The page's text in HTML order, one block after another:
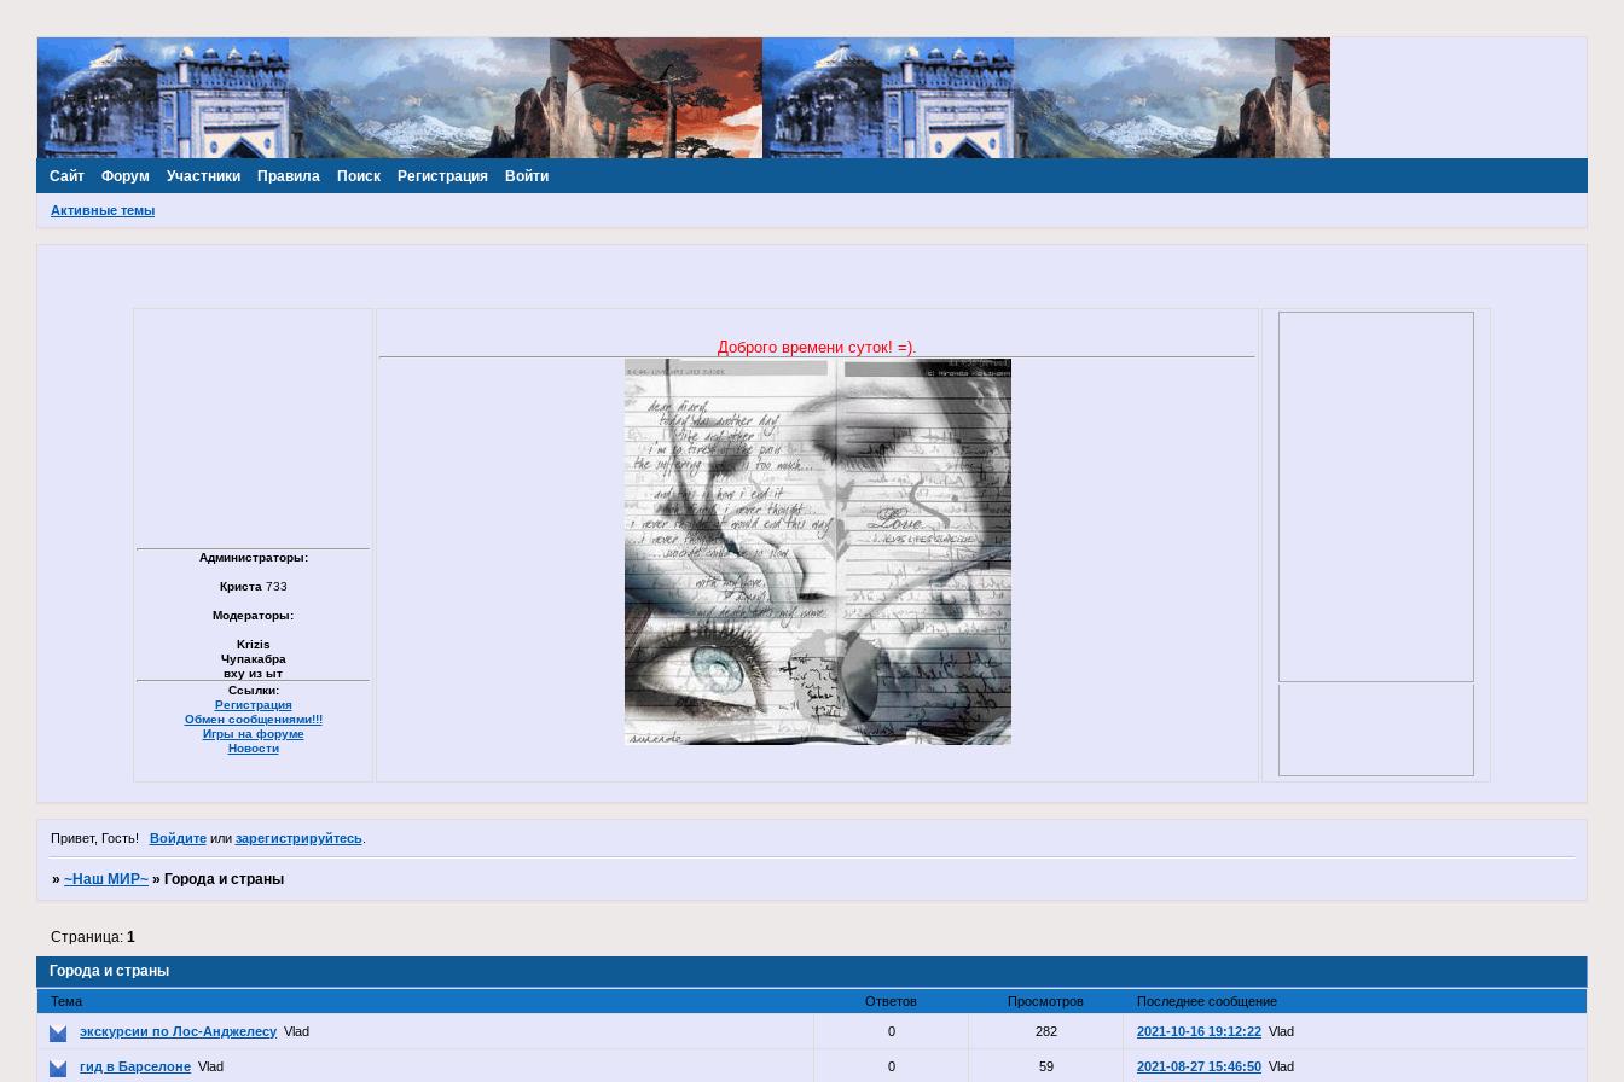
~Наш МИР~
Сайт Форум Участники Правила Поиск Регистрация Войти
Активные темы
Администраторы:
Криста 733
Модераторы:
Krizis
Чупакабра
вху из ыт
Ссылки:
Регистрация
Обмен сообщениями!!!
Игры на форуме
Новости
Доброго времени суток! =).
Привет, Гость! Войдитеили зарегистрируйтесь.
»~Наш МИР~ » Города и страны
Города и страны
Страница:1
Тема Ответов Просмотров Последнее сообщение
экскурсии по Лос-Анджелесу Vlad 0 282 2021-10-16 19:12:22 Vlad
гид в Барселоне Vlad 0 59 2021-08-27 15:46:50 Vlad